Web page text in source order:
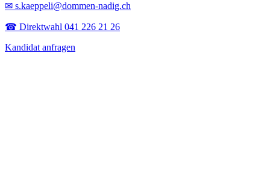
✉ s.kaeppeli@dommen-nadig.ch
☎ Direktwahl 041 226 21 26
Kandidat anfragen